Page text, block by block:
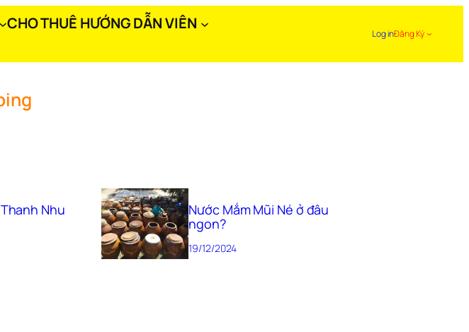
CHO THUÊ HƯỚNG DẪN VIÊN
Log inĐăng Ký
Nhu
Nước Mắm Mũi Né ở đâu
ngon?
19/12/2024